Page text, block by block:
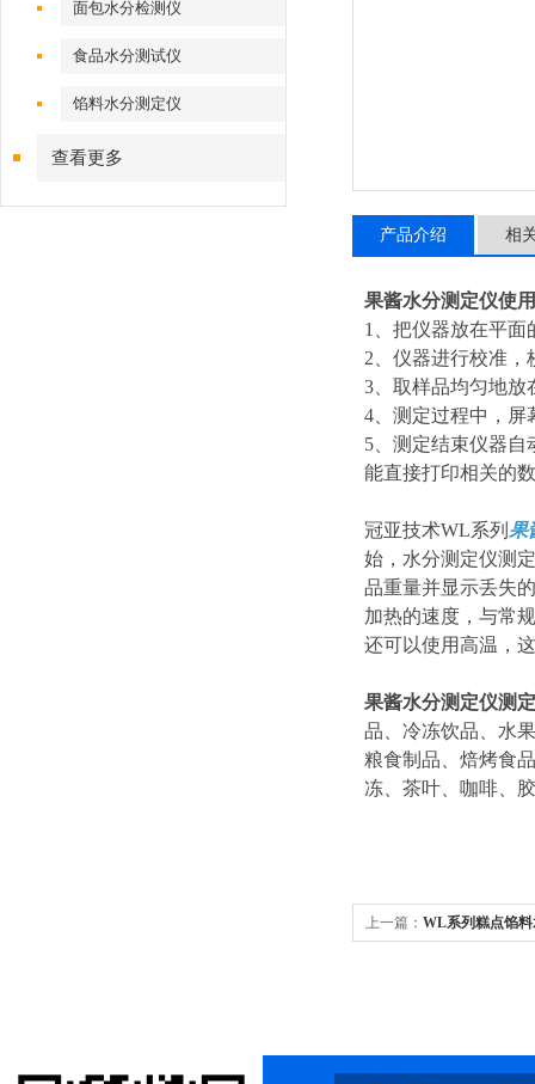
面包水分检测仪
食品水分测试仪
馅料水分测定仪
查看更多
产品介绍 相
果酱水分测定仪使
1、把仪器放在平
2、仪器进行校准，
3、取样品均匀地放
4、测定过程中，屏
5、测定结束仪器
能直接打印相关的
冠亚技术WL系列 果
始，水分测定仪测
品重量并显示丢失
加热的速度，与常
还可以使用高温，
果酱水分测定仪测
品、冷冻饮品、水
粮食制品、焙烤食
冻、茶叶、咖啡、
上一篇： WL系列糕点馅